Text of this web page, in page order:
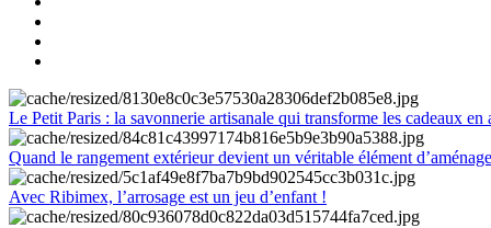
Le Petit Paris : la savonnerie artisanale qui transforme les cadeaux en
Quand le rangement extérieur devient un véritable élément
Avec Ribimex, l’arrosage est un jeu d’enfant !